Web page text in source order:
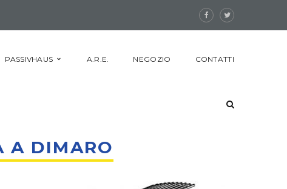
PASSIVHAUS A.R.E. NEGOZIO CONTATTI
A DIMARO